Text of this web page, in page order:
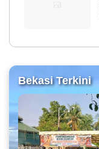
Bekasi Terkini